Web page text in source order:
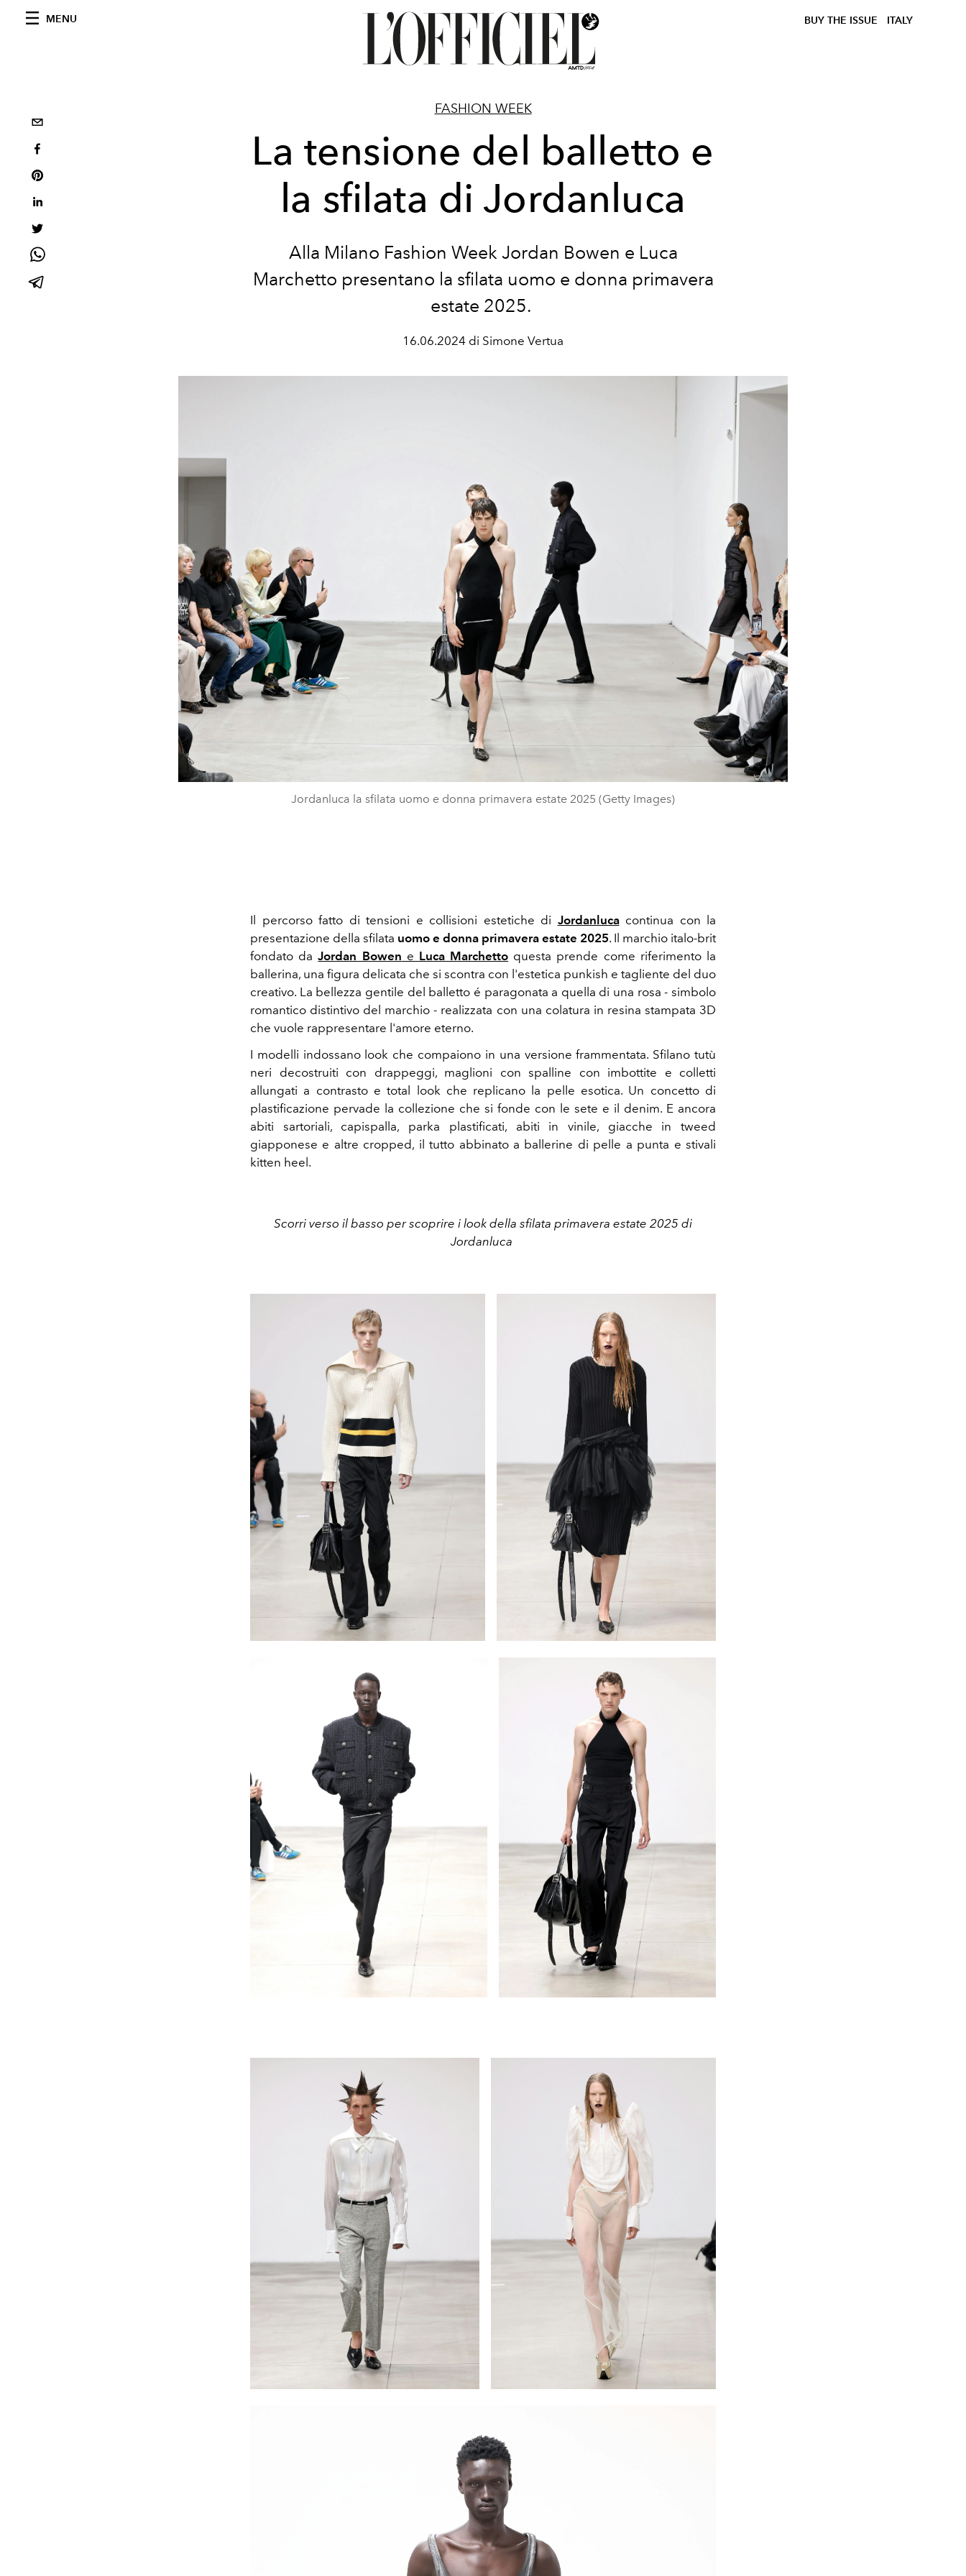
MENU BUY THE ISSUE ITALY
FASHION WEEK
La tensione del balletto e
la sfilata di Jordanluca
Alla Milano Fashion Week Jordan Bowen e Luca
Marchetto presentano la sfilata uomo e donna primavera
estate 2025.
16.06.2024 di Simone Vertua
Jordanluca la sfilata uomo e donna primavera estate 2025 (Getty Images)
Il percorso fatto di tensioni e collisioni estetiche di Jordanlucacontinua con la
presentazione della sfilata uomo e donna primavera estate 2025. Il marchio italo-brit
fondato daJordan Bowen e Luca Marchetto questa prende come riferimento la
ballerina, una figura delicata che si scontra con l'estetica punkish e tagliente del duo
creativo. La bellezza gentile del balletto é paragonata a quella di una rosa - simbolo
romantico distintivo del marchio - realizzata con una colatura in resina stampata 3D
che vuole rappresentare l'amore eterno.
I modelli indossano look che compaiono in una versione frammentata. Sfilano tutù
neri decostruiti con drappeggi, maglioni con spalline con imbottite e colletti
allungati a contrasto e total look che replicano la pelle esotica. Un concetto di
plastificazione pervade la collezione che si fonde con le sete e il denim. E ancora
abiti sartoriali, capispalla, parka plastificati, abiti in vinile, giacche in tweed
giapponese e altre cropped, il tutto abbinato a ballerine di pelle a punta e stivali
kitten heel.
Scorri verso il basso per scoprire i look della sfilata primavera estate 2025 di
Jordanluca